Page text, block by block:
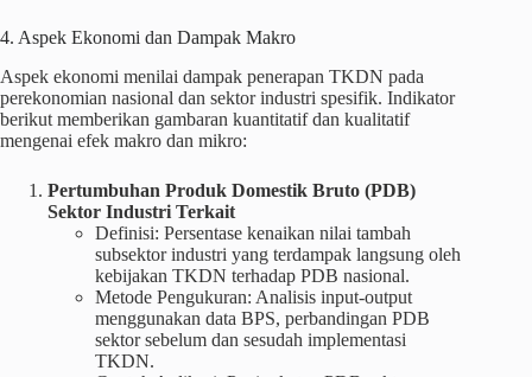
4. Aspek Ekonomi dan Dampak Makro
Aspek ekonomi menilai dampak penerapan TKDN pada
perekonomian nasional dan sektor industri spesifik. Indikator
berikut memberikan gambaran kuantitatif dan kualitatif
mengenai efek makro dan mikro:
Pertumbuhan Produk Domestik Bruto (PDB)
Sektor Industri Terkait
Definisi: Persentase kenaikan nilai tambah
subsektor industri yang terdampak langsung oleh
kebijakan TKDN terhadap PDB nasional.
Metode Pengukuran: Analisis input-output
menggunakan data BPS, perbandingan PDB
sektor sebelum dan sesudah implementasi
TKDN.